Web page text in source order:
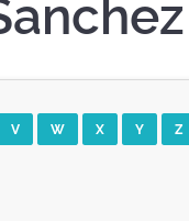
V W X Y Z